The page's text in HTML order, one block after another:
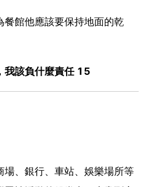
餐館他應該要保持地面的乾
我該負什麼責任 15
場、銀行、車站、娛樂場所等